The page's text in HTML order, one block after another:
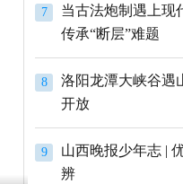
7
当古法炮制遇上现
传承“断层”难题
8
洛阳龙潭大峡谷遇
开放
9
山西晚报少年志 |
辨